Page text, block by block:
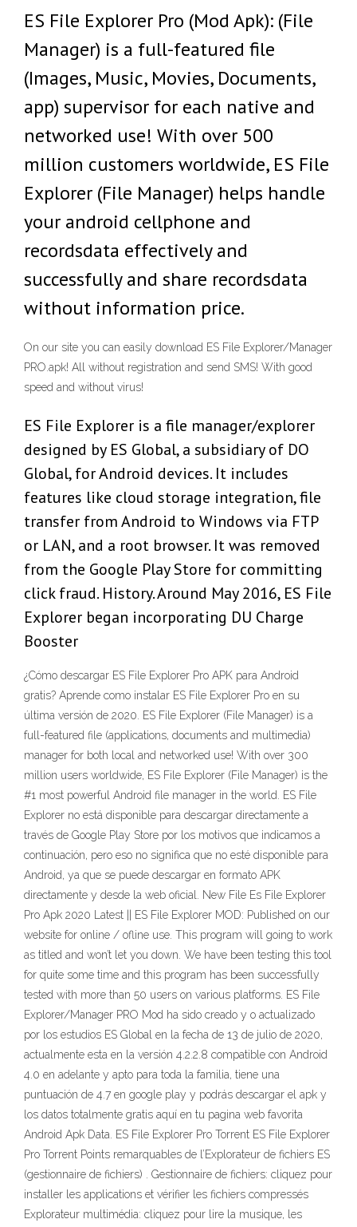
ES File Explorer Pro (Mod Apk): (File
Manager) is a full-featured file
(Images, Music, Movies, Documents,
app) supervisor for each native and
networked use! With over 500
million customers worldwide, ES File
Explorer (File Manager) helps handle
your android cellphone and
recordsdata effectively and
successfully and share recordsdata
without information price.
On our site you can easily download ES File Explorer/Manager
PRO.apk! All without registration and send SMS! With good
speed and without virus!
ES File Explorer is a file manager/explorer
designed by ES Global, a subsidiary of DO
Global, for Android devices. It includes
features like cloud storage integration, file
transfer from Android to Windows via FTP
or LAN, and a root browser. It was removed
from the Google Play Store for committing
click fraud. History. Around May 2016, ES File
Explorer began incorporating DU Charge
Booster
¿Cómo descargar ES File Explorer Pro APK para Android
gratis? Aprende como instalar ES File Explorer Pro en su
última versión de 2020. ES File Explorer (File Manager) is a
full-featured file (applications, documents and multimedia)
manager for both local and networked use! With over 300
million users worldwide, ES File Explorer (File Manager) is the
#1 most powerful Android file manager in the world. ES File
Explorer no está disponible para descargar directamente a
través de Google Play Store por los motivos que indicamos a
continuación, pero eso no significa que no esté disponible para
Android, ya que se puede descargar en formato APK
directamente y desde la web oficial. New File Es File Explorer
Pro Apk 2020 Latest || ES File Explorer MOD: Published on our
website for online / ofline use. This program will going to work
as titled and won’t let you down. We have been testing this tool
for quite some time and this program has been successfully
tested with more than 50 users on various platforms. ES File
Explorer/Manager PRO Mod ha sido creado y o actualizado
por los estudios ES Global en la fecha de 13 de julio de 2020,
actualmente esta en la versión 4.2.2.8 compatible con Android
4.0 en adelante y apto para toda la familia, tiene una
puntuación de 4.7 en google play y podrás descargar el apk y
los datos totalmente gratis aquí en tu pagina web favorita
Android Apk Data. ES File Explorer Pro Torrent ES File Explorer
Pro Torrent Points remarquables de l’Explorateur de fichiers ES
(gestionnaire de fichiers) . Gestionnaire de fichiers: cliquez pour
installer les applications et vérifier les fichiers compressés
Explorateur multimédia: cliquez pour lire la musique, les